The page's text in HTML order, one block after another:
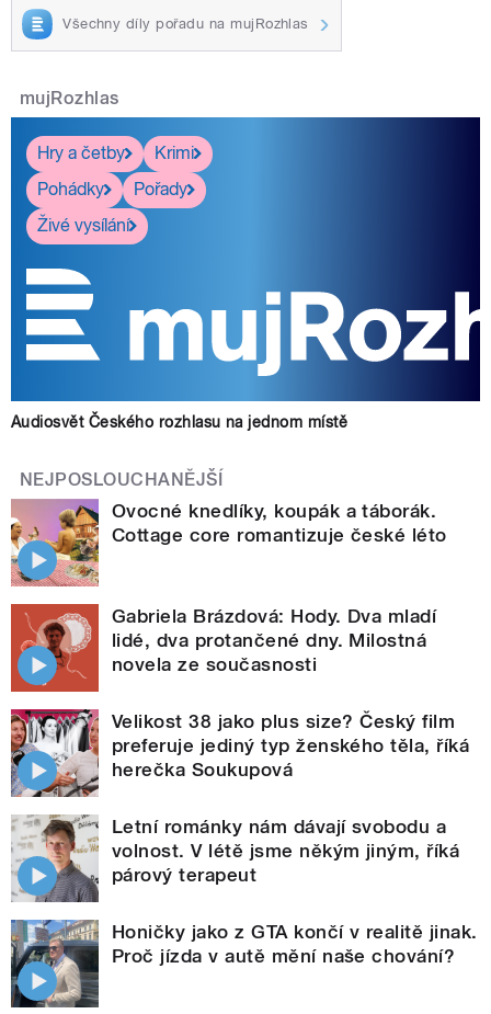
Všechny díly pořadu na mujRozhlas
mujRozhlas
Hry a četby
Krimi
Pohádky
Pořady
Živé vysílání
Audiosvět Českého rozhlasu na jednom místě
NEJPOSLOUCHANĚJŠÍ
Ovocné knedlíky, koupák a táborák.
Cottage core romantizuje české léto
Gabriela Brázdová: Hody. Dva mladí
lidé, dva protančené dny. Milostná
novela ze současnosti
Velikost 38 jako plus size? Český film
preferuje jediný typ ženského těla, říká
herečka Soukupová
Letní románky nám dávají svobodu a
volnost. V létě jsme někým jiným, říká
párový terapeut
Honičky jako z GTA končí v realitě jinak.
Proč jízda v autě mění naše chování?